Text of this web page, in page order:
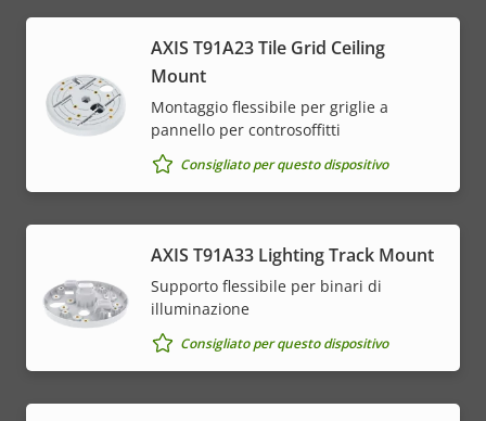
AXIS T91A23 Tile Grid Ceiling
Mount
Montaggio flessibile per griglie a
pannello per controsoffitti
Consigliato per questo dispositivo
AXIS T91A33 Lighting Track Mount
Supporto flessibile per binari di
illuminazione
Consigliato per questo dispositivo